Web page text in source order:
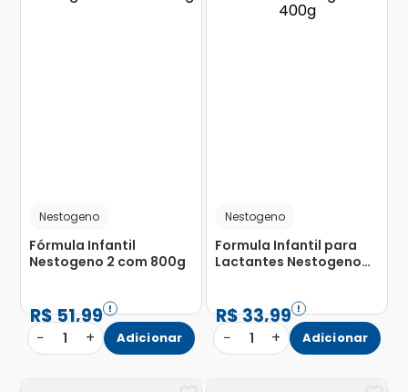
Nestogeno
Fórmula Infantil
Nestogeno 2 com 800g
R$51,99
− 1 + Adicionar
Nestogeno
Formula Infantil para
Lactantes Nestogeno
R$33,99
− 1 + Adicionar